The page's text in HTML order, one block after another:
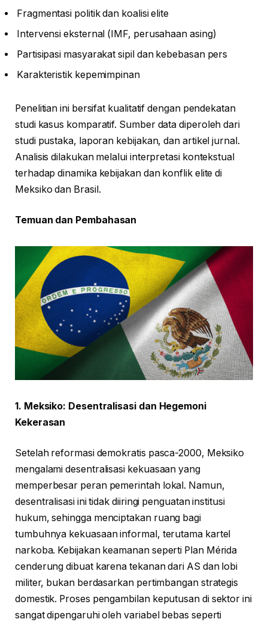
Fragmentasi politik dan koalisi elite
Intervensi eksternal (IMF, perusahaan asing)
Partisipasi masyarakat sipil dan kebebasan pers
Karakteristik kepemimpinan
Penelitian ini bersifat kualitatif dengan pendekatan
studi kasus komparatif. Sumber data diperoleh dari
studi pustaka, laporan kebijakan, dan artikel jurnal.
Analisis dilakukan melalui interpretasi kontekstual
terhadap dinamika kebijakan dan konflik elite di
Meksiko dan Brasil.
Temuan dan Pembahasan
1. Meksiko: Desentralisasi dan Hegemoni
Kekerasan
Setelah reformasi demokratis pasca-2000, Meksiko
mengalami desentralisasi kekuasaan yang
memperbesar peran pemerintah lokal. Namun,
desentralisasi ini tidak diiringi penguatan institusi
hukum, sehingga menciptakan ruang bagi
tumbuhnya kekuasaan informal, terutama kartel
narkoba. Kebijakan keamanan seperti Plan Mérida
cenderung dibuat karena tekanan dari AS dan lobi
militer, bukan berdasarkan pertimbangan strategis
domestik. Proses pengambilan keputusan di sektor ini
sangat dipengaruhi oleh variabel bebas seperti